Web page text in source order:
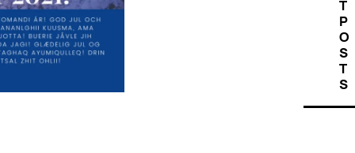
T
P
O
S
T
S